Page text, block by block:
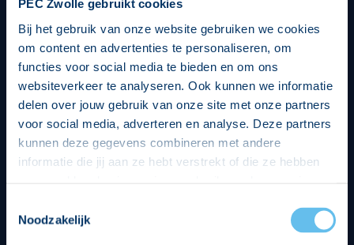
PEC Zwolle gebruikt cookies
Bij het gebruik van onze website gebruiken we cookies
om content en advertenties te personaliseren, om
functies voor social media te bieden en om ons
websiteverkeer te analyseren. Ook kunnen we informatie
delen over jouw gebruik van onze site met onze partners
voor social media, adverteren en analyse. Deze partners
kunnen deze gegevens combineren met andere
informatie die jij aan ze hebt verstrekt of die ze hebben
op een veilige en integere wijze. Je kunt je toestemming
beheren op de privacy- en cookieverklaring pagina.
Noodzakelijk